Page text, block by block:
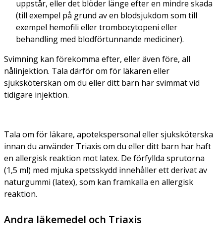
uppstår, eller det blöder länge efter en mindre skada
(till exempel på grund av en blodsjukdom som till
exempel hemofili eller trombocytopeni eller
behandling med blodförtunnande mediciner).
Svimning kan förekomma efter, eller även före, all
nålinjektion. Tala därför om för läkaren eller
sjuksköterskan om du eller ditt barn har svimmat vid
tidigare injektion.
Tala om för läkare, apotekspersonal eller sjuksköterska
innan du använder Triaxis om du eller ditt barn har haft
en allergisk reaktion mot latex. De förfyllda sprutorna
(1,5 ml) med mjuka spetsskydd innehåller ett derivat av
naturgummi (latex), som kan framkalla en allergisk
reaktion.
Andra läkemedel och Triaxis